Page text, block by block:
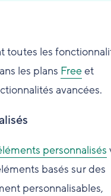
toutes les
les plans Freeet
avancées.
personnalisés
basés sur des
personnalisables,